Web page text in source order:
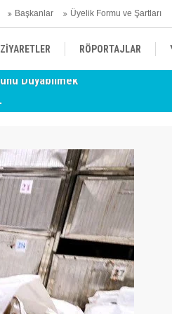
Başkanlar Üyelik Formu ve Şartları
ZİYARETLER RÖPORTAJLAR